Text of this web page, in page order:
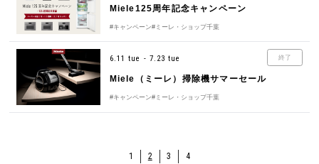
Miele125周年記念キャンペーン
#キャンペーン#ミーレ・ショップ千葉
終了
6.11 tue - 7.23 tue
Miele（ミーレ）掃除機サマーセール
#キャンペーン#ミーレ・ショップ千葉
1 2 3 4